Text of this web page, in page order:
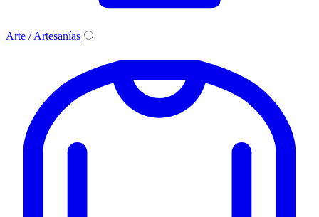
Arte / Artesanías